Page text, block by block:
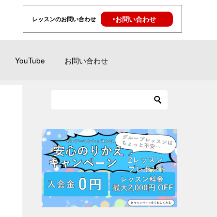
レッスンのお問い合わせ ‣お問い合わせ
YouTube お問い合わせ